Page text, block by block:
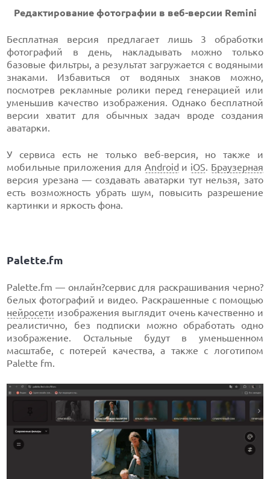
Редактирование фотографии в веб-версии Remini
Бесплатная версия предлагает лишь 3 обработки
фотографий в день, накладывать можно только
базовые фильтры, а результат загружается с водяными
знаками. Избавиться от водяных знаков можно,
посмотрев рекламные ролики перед генерацией или
уменьшив качество изображения. Однако бесплатной
версии хватит для обычных задач вроде создания
аватарки.
У сервиса есть не только веб-версия, но также и
мобильные приложения для Android и iOS. Браузерная
версия урезана — создавать аватарки тут нельзя, зато
есть возможность убрать шум, повысить разрешение
картинки и яркость фона.
Palette.fm
Palette.fm — онлайн?сервис для раскрашивания черно?
белых фотографий и видео. Раскрашенные с помощью
нейросети изображения выглядит очень качественно и
реалистично, без подписки можно обработать одно
изображение. Остальные будут в уменьшенном
масштабе, с потерей качества, а также с логотипом
Palette fm.